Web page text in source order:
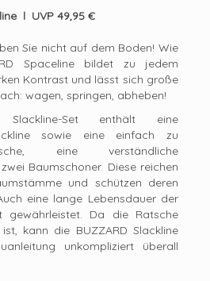
l UVP 49,95 €
Sie nicht auf dem Boden! Wie
Spaceline bildet zu jedem
Kontrast und lässt sich große
wagen, springen, abheben!
Slackline-Set enthält eine
sowie eine einfach zu
eine verständliche
Baumschoner. Diese reichen
und schützen deren
eine lange Lebensdauer der
gewährleistet. Da die Ratsche
kann die BUZZARD Slackline
unkompliziert überall